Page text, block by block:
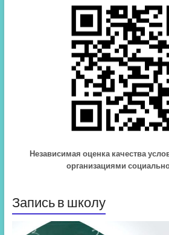
Независимая оценка качества
организациями
Запись в школу